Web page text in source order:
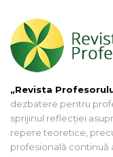
„Revista
dezbatere pentru
sprijinul reflecției
repere teoretice,
profesională continuă